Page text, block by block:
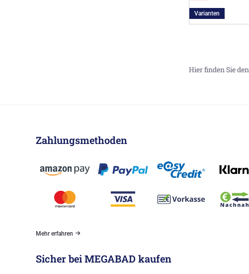
Varianten
Hier finden Sie den
Zahlungsmethoden
Mehr erfahren
Sicher bei MEGABAD kaufen